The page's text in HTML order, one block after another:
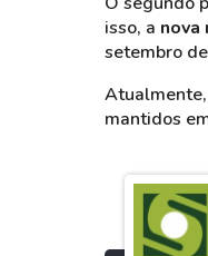
isso, a nova
setembro
mantidos